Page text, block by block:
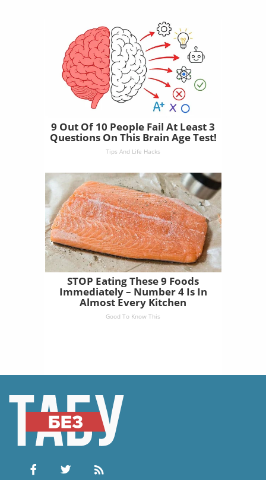
9 Out Of 10 People Fail At Least 3
Questions On This Brain Age Test!
Tips And Life Hacks
STOP Eating These 9 Foods
Immediately – Number 4 Is In
Almost Every Kitchen
Good To Know This